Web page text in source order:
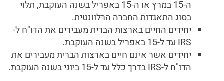
ה-15 במרץ או ה-15 באפריל בשנה העוקבת, תלוי
בסוג התאגדות החברה הרלוונטית.
יחידים החיים בארצות הברית מעבירים את הדו"ח ל-
IRS עד ל-15 באפריל בשנה העוקבת.
יחידים אשר אינם חיים בארצות הברית מעבירים את
הדו"ח ל-IRS בדרך כלל עד ל-15 ביוני בשנה העוקבת.